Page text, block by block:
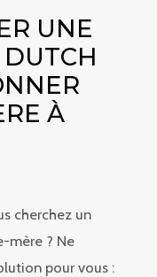
UNE
À
cherchez un
mère ? Ne
pour vous :